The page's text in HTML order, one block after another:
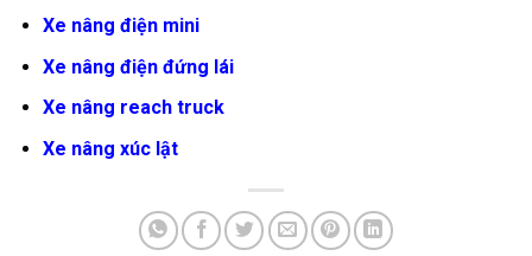
Xe nâng điện mini
Xe nâng điện đứng lái
Xe nâng reach truck
Xe nâng xúc lật